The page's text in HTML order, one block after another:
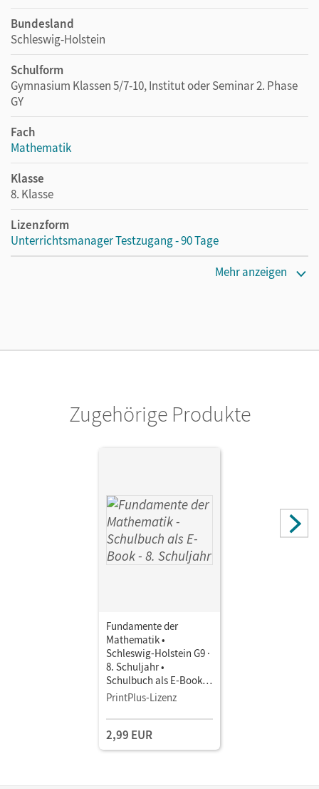
Bundesland
Schleswig-Holstein
Schulform
Gymnasium Klassen 5/7-10, Institut oder Seminar 2. Phase
GY
Fach
Mathematik
Klasse
8. Klasse
Lizenzform
Unterrichtsmanager Testzugang - 90 Tage
Unterrichtsmanager 90 Tage lang zu testen.
Mehr anzeigen
Zugehörige Produkte
Fundamente der
Mathematik •
Schleswig-Holstein G9 ·
8. Schuljahr •
Schulbuch als E-Book
Mit Medien
PrintPlus-Lizenz
2,99 EUR